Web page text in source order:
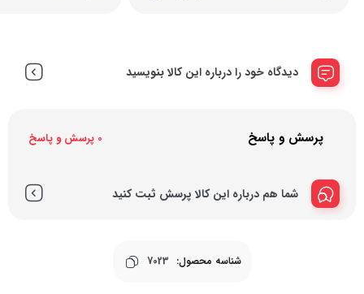
دیدگاه خود را درباره این کالا بنویسید
پرسش و پاسخ 0 پرسش و پاسخ
شما هم درباره این کالا پرسش ثبت کنید
شناسه محصول: 7023